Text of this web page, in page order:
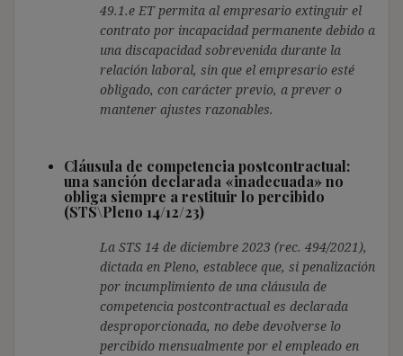
49.1.e ET permita al empresario extinguir el
contrato por incapacidad permanente debido a
una discapacidad sobrevenida durante la
relación laboral, sin que el empresario esté
obligado, con carácter previo, a prever o
mantener ajustes razonables.
Cláusula de competencia postcontractual:
una sanción declarada «inadecuada» no
obliga siempre a restituir lo percibido
(STS\Pleno 14/12/23)
La STS 14 de diciembre 2023 (rec. 494/2021),
dictada en Pleno, establece que, si penalización
por incumplimiento de una cláusula de
competencia postcontractual es declarada
desproporcionada, no debe devolverse lo
percibido mensualmente por el empleado en